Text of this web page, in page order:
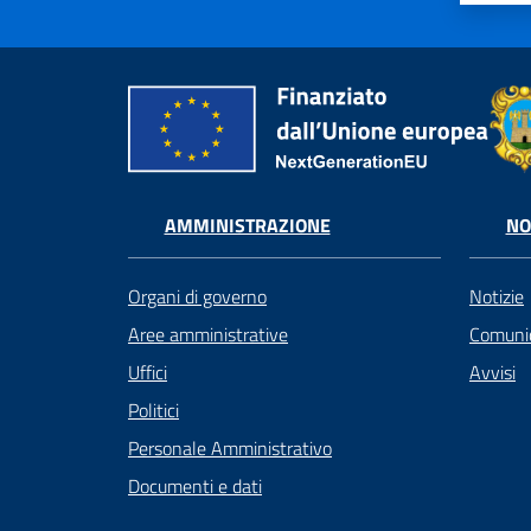
AMMINISTRAZIONE
Organi di governo
Aree amministrative
Uffici
Politici
Personale Amministrativo
Documenti e dati
Notizie
Avvisi